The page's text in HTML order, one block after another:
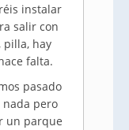
instalar
salir con
pilla, hay
falta.
pasado
pero
un parque